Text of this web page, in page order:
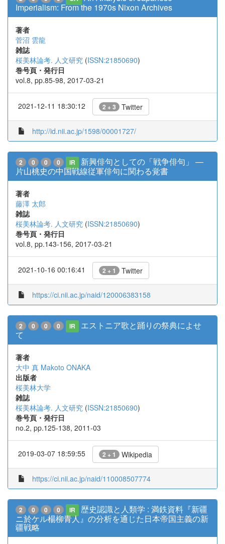
Imperialism: From the 1970s Nixon Archives
著者
菅沼 雲龍
雑誌
桜美林論考. 人文研究 (ISSN:21850690)
巻号頁・発行日
vol.8, pp.85-98, 2017-03-21
2021-12-11 18:30:12 2 + 3 Twitter
http://id.nii.ac.jp/1598/00001727/
2 0 0 0 IR
新興俳句としての「戦争俳句」 ―
片山桃史の中国戦線従軍俳句に関わる覚書
著者
藤澤 太郎
雑誌
桜美林論考. 人文研究 (ISSN:21850690)
巻号頁・発行日
vol.8, pp.143-156, 2017-03-21
2021-10-16 00:16:41 2 + 1 Twitter
https://ci.nii.ac.jp/naid/120006383158
2 0 0 0 IR
エストニア歌と踊りの祭典によせ
て
著者
大中 真 Makoto ONAKA
出版者
桜美林大学
雑誌
桜美林論考. 人文研究 (ISSN:21850690)
巻号頁・発行日
no.2, pp.125-138, 2011-03
2019-03-07 18:59:55 2 + 1 Wikipedia
https://ci.nii.ac.jp/naid/110008507774
2 0 0 0 IR
歴史認識と人類学 : 満鉄資料『新疆
ニ於ケル楊柳青人』の分析を通じた日本帝国主義の新
疆戦略